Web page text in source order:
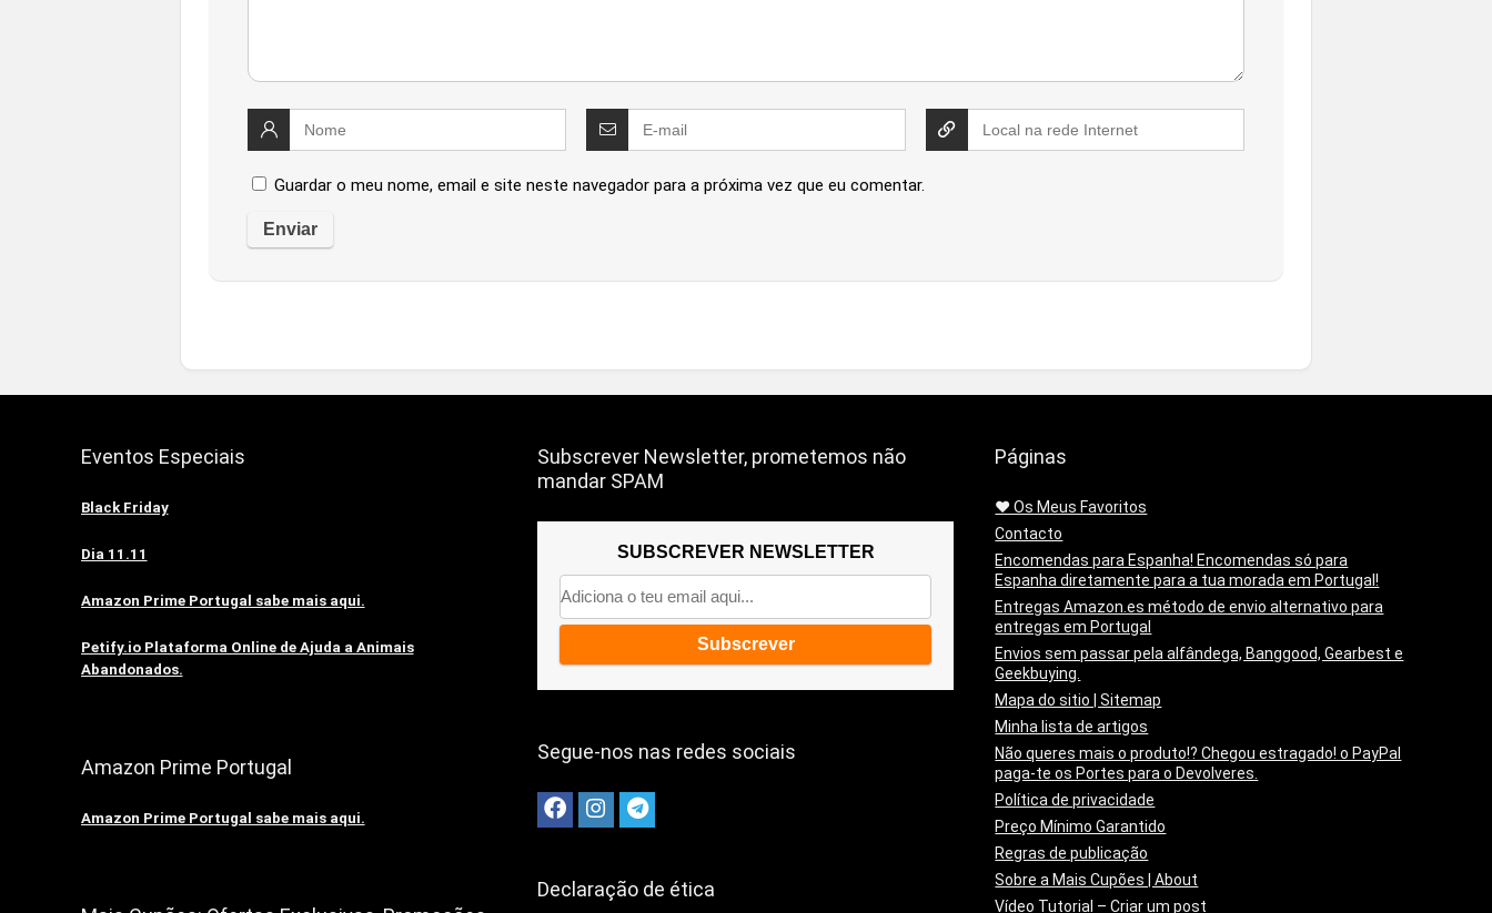
Guardar o meu nome, email e site neste navegador para a próxima vez que eu comentar.
Eventos Especiais
Black Friday
Dia 11.11
Amazon Prime Portugal sabe mais aqui.
Petify.io Plataforma Online de Ajuda a Animais
Abandonados.
Amazon Prime Portugal
Amazon Prime Portugal sabe mais aqui.
Subscrever Newsletter, prometemos não
mandar SPAM
SUBSCREVER NEWSLETTER
Segue-nos nas redes sociais
Declaração de ética
Páginas
❤️ Os Meus Favoritos
Contacto
Encomendas para Espanha! Encomendas só para
Espanha diretamente para a tua morada em Portugal!
Entregas Amazon.es método de envio alternativo para
entregas em Portugal
Envios sem passar pela alfândega, Banggood, Gearbest e
Geekbuying.
Mapa do sitio | Sitemap
Minha lista de artigos
Não queres mais o produto!? Chegou estragado! o PayPal
paga-te os Portes para o Devolveres.
Política de privacidade
Preço Mínimo Garantido
Regras de publicação
Sobre a Mais Cupões | About
Vídeo Tutorial – Criar um post